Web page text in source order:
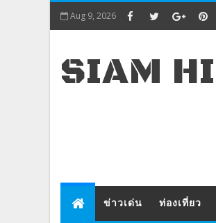
Aug 9, 2026
SIAM
ข่าวเด่น ท่องเที่ยว